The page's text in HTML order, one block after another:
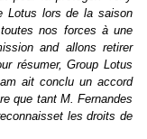
Lotus lors de la saison
nos forces à une
and allons retirer
résumer, Group Lotus
ait conclu un accord
que tant M. Fernandes
les droits de